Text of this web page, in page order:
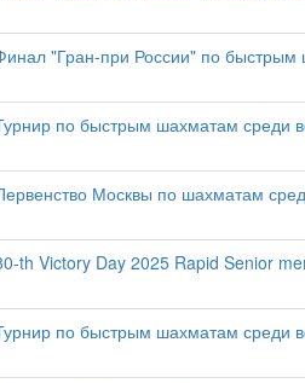
"Гран-при России" по
по быстрым шахматам среди
Москвы по шахматам
th Victory Day 2025 Rapid Senior
по быстрым шахматам среди